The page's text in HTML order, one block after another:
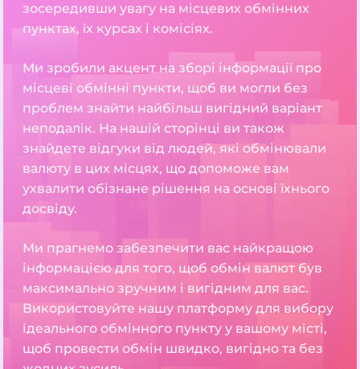
зосередивши увагу на місцевих обмінних
пунктах, їх курсах і комісіях.
Ми зробили акцент на зборі інформації про
місцеві обмінні пункти, щоб ви могли без
проблем знайти найбільш вигідний варіант
неподалік. На нашій сторінці ви також
знайдете відгуки від людей, які обмінювали
валюту в цих місцях, що допоможе вам
ухвалити обізнане рішення на основі їхнього
досвіду.
Ми прагнемо забезпечити вас найкращою
інформацією для того, щоб обмін валют був
максимально зручним і вигідним для вас.
Використовуйте нашу платформу для вибору
ідеального обмінного пункту у вашому місті,
щоб провести обмін швидко, вигідно та без